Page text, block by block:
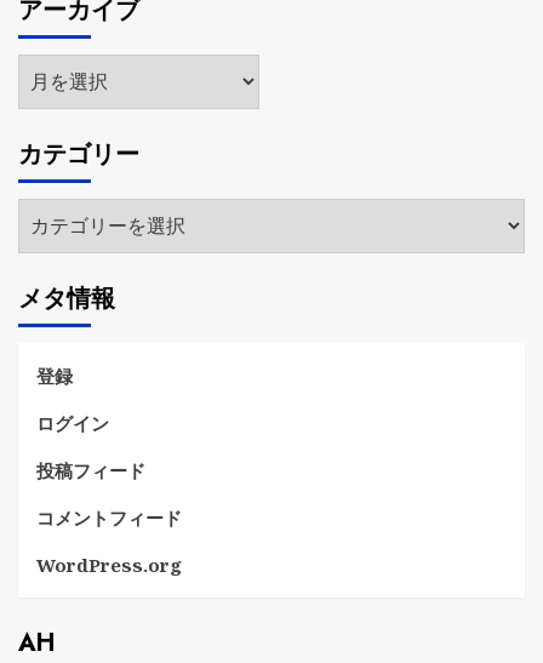
アーカイブ
ア
ー
イ
ブ
カテゴリー
テ
リ
ー
メタ情報
登録
ログイン
投稿フィード
コメントフィード
WordPress.org
AH